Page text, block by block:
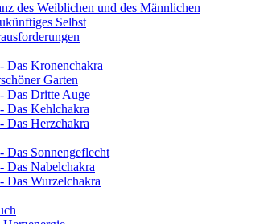
des Weiblichen und des Männlichen
Selbst
Das Kronenchakra
Garten
Das Dritte Auge
Das Kehlchakra
Das Herzchakra
Das Sonnengeflecht
Das Nabelchakra
Das Wurzelchakra